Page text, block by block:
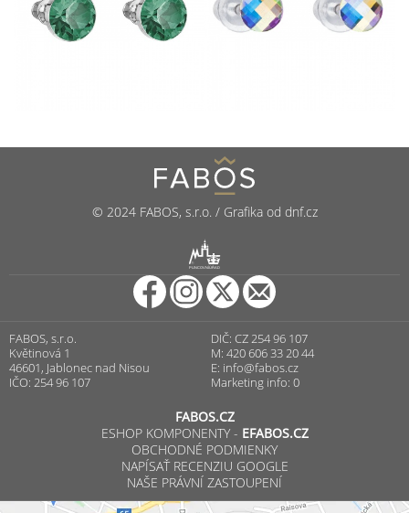
© 2024 FABOS, s.r.o. / Grafika od dnf.cz
PUNCOVNÍ ÚŘAD
FABOS, s.r.o.
Květinová 1
46601, Jablonec nad Nisou
IČO: 254 96 107
DIČ: CZ 254 96 107
M: 420 606 33 20 44
E: info@fabos.cz
Marketing info: 0
FABOS.CZ
ESHOP KOMPONENTY - EFABOS.CZ
OBCHODNÉ PODMIENKY
NAPÍSAŤ RECENZIU GOOGLE
NAŠE PRÁVNÍ ZASTOUPENÍ